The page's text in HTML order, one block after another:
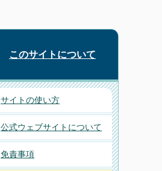
このサイトについて
サイトの使い方
公式ウェブサイトについて
免責事項